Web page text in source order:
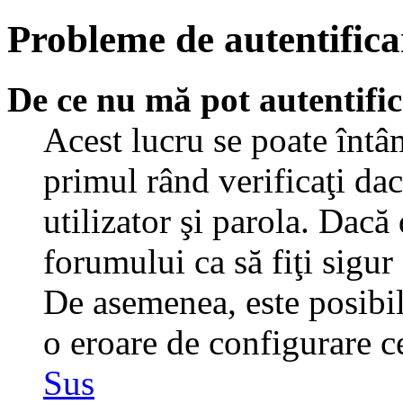
Probleme de
De ce nu mă pot
Acest lucru se poate
primul rând verificaţi
utilizator şi parola. Dacă
forumului ca să fiţi
De asemenea, este
o eroare de configurare
Sus